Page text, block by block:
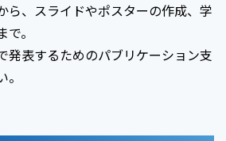
ら、スライドやポスターの作成、学
。
発表するためのパブリケーション支